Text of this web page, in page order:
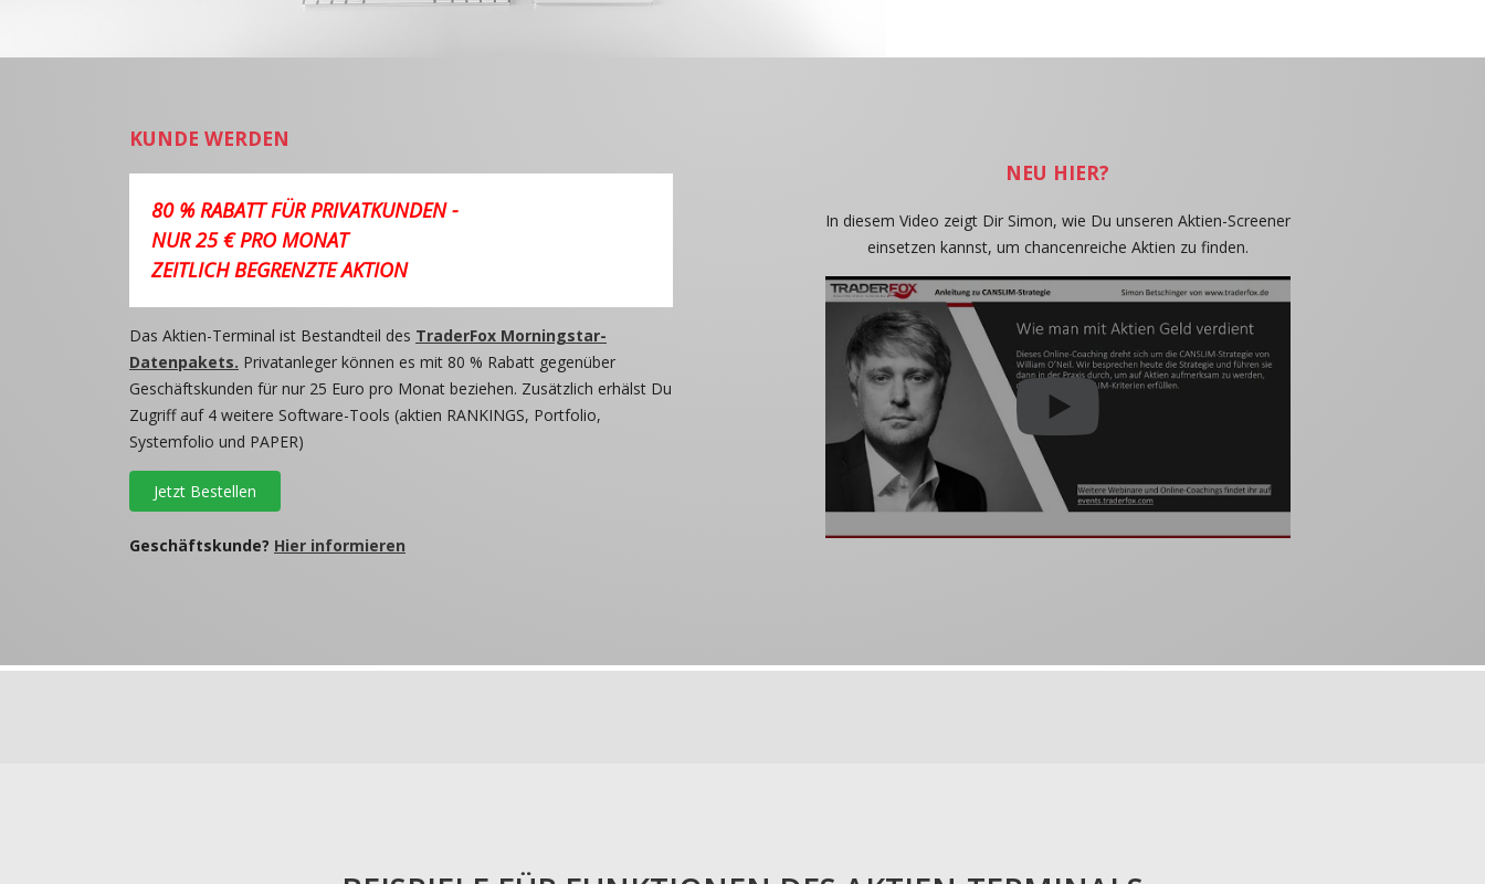
KUNDE WERDEN
80 % RABATT FÜR PRIVATKUNDEN -
NUR 25 € PRO MONAT
ZEITLICH BEGRENZTE AKTION
Das Aktien-Terminal ist Bestandteil des TraderFox Morningstar-
Datenpakets. Privatanleger können es mit 80 % Rabatt gegenüber
Geschäftskunden für nur 25 Euro pro Monat beziehen. Zusätzlich erhälst Du
Zugriff auf 4 weitere Software-Tools (aktien RANKINGS, Portfolio,
Systemfolio und PAPER)
Jetzt Bestellen
Geschäftskunde? Hier informieren
NEU HIER?
In diesem Video zeigt Dir Simon, wie Du unseren Aktien-Screener
einsetzen kannst, um chancenreiche Aktien zu finden.